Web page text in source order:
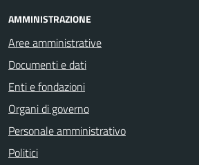
AMMINISTRAZIONE
Aree amministrative
Documenti e dati
Enti e fondazioni
Organi di governo
Personale amministrativo
Politici